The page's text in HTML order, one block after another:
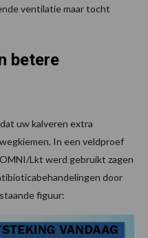
ventilatie maar tocht
betere
uw kalveren extra
In een veldproef
Lkt werd gebruikt zagen
door
figuur: